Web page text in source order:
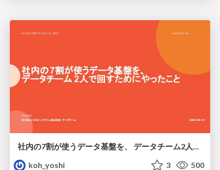
社内の7割が使うデータ基盤を、 データチーム2人で回すためにやったこと
koh_yoshi
3 500